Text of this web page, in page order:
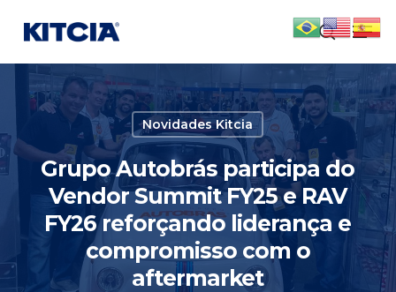
main
content
search
Novidades Kitcia
Grupo Autobrás participa do
Vendor Summit FY25 e RAV
FY26 reforçando liderança e
compromisso com o
aftermarket